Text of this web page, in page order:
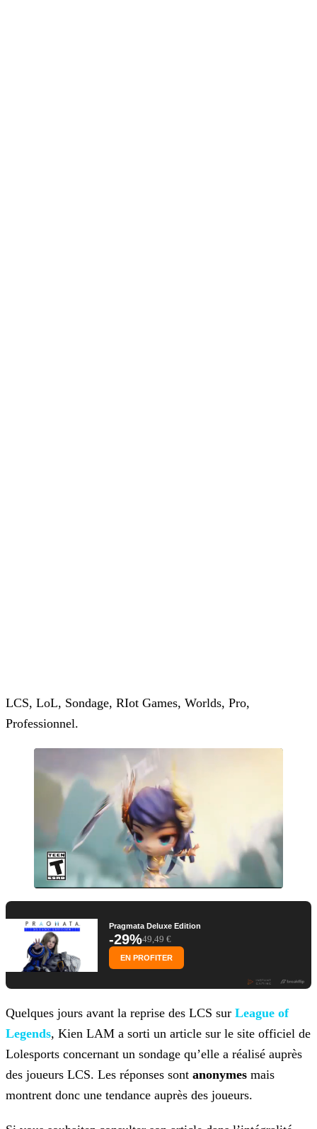
LCS, LoL, Sondage, RIot Games, Worlds, Pro,
Professionnel.
Pragmata Deluxe Edition
-29%49,49 €
EN PROFITER
Quelques jours avant la reprise des LCS sur League of
Legends, Kien LAM a sorti un article sur le site officiel de
Lolesports concernant un sondage qu’elle a réalisé auprès
des joueurs LCS. Les réponses sont anonymes mais
montrent donc une tendance auprès des joueurs.